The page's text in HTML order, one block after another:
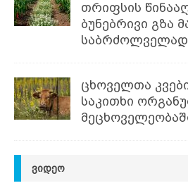
თრიფსის
ბუნებრივი გზა
საბრძოლველად
ცხოველთა
საკითხი
ᲕᲘᲓᲔᲝ